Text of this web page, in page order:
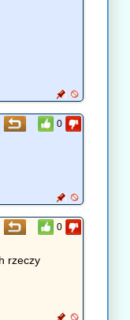
0
0
rzeczy